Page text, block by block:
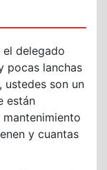
delegado
pocas lanchas
ustedes son un
están
y cuantas